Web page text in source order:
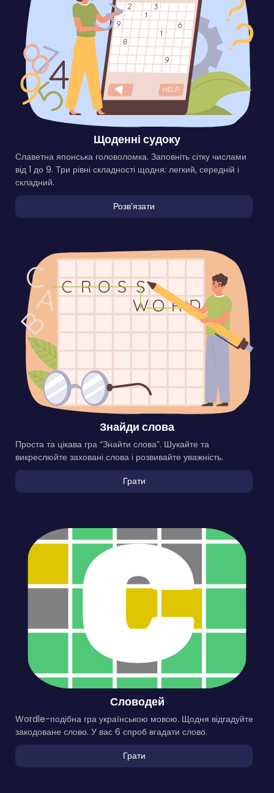
Щоденні судоку
Славетна японська головоломка. Заповніть сітку числами
від 1 до 9. Три рівні складності щодня: легкий, середній і
складний.
Розвʼязати
Знайди слова
Проста та цікава гра “Знайти слова”. Шукайте та
викреслюйте заховані слова і розвивайте уважність.
Грати
Словодей
Wordle-подібна гра українською мовою. Щодня відгадуйте
закодоване слово. У вас 6 спроб вгадати слово.
Грати